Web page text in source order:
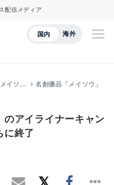
配信メディア
国内 海外
イソ… 名創優品「メイソウ」
アイライナーキャン
に終了